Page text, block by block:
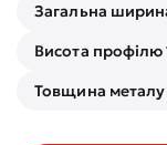
Загальна
Висота профілю
Товщина